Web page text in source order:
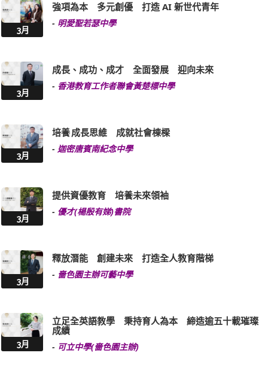
3月
強項為本 多元創優 打造 AI 新世代青年
- 明愛聖若瑟中學
3月
成長、成功、成才 全面發展 迎向未來
- 香港教育工作者聯會黃楚標中學
3月
培養 成長思維 成就社會棟樑
- 迦密唐賓南紀念中學
3月
提供資優教育 培養未來領袖
- 優才(楊殷有娣)書院
3月
釋放潛能 創建未來 打造全人教育階梯
- 嗇色園主辦可藝中學
3月
立足全英語教學 秉持育人為本 締造逾五十載璀璨
成績
- 可立中學(嗇色園主辦)